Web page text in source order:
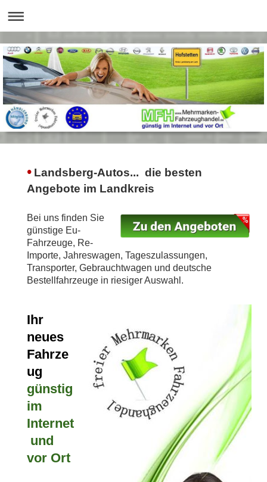
• Landsberg-Autos... die besten
Angebote im Landkreis
Bei uns finden Sie
günstige Eu-
Fahrzeuge, Re-
Importe, Jahreswagen, Tageszulassungen,
Transporter, Gebrauchtwagen und deutsche
Bestellfahrzeuge in riesiger Auswahl.
Ihr
neues
Fahrze
ug
günstig
im
Internet
und
vor Ort